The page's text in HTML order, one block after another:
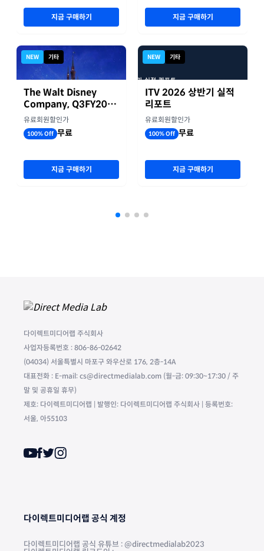
지금 구매하기
NEW 기타
The Walt Disney
Company, Q3FY2026
실적자료
유료회원할인가
100% Off 무료
지금 구매하기
지금 구매하기
NEW 기타
ITV 2026 상반기 실적
리포트
유료회원할인가
100% Off 무료
지금 구매하기
다이렉트미디어랩 주식회사
사업자등록번호 : 806-86-02642
(04034) 서울특별시 마포구 와우산로 176, 2층-14A
대표전화 : E-mail: cs@directmedialab.com (월-금: 09:30~17:30 / 주
말 및 공휴일 휴무)
제호: 다이렉트미디어랩 | 발행인: 다이렉트미디어랩 주식회사 | 등록번호:
서울, 아55103
다이렉트미디어랩 공식 계정
다이렉트미디어랩 공식 유튜브 : @directmedialab2023